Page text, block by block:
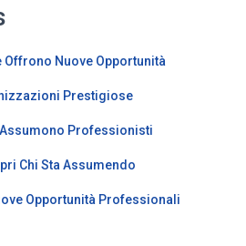
Offrono Nuove Opportunità
Prestigiose
Professionisti
Chi Sta Assumendo
Opportunità Professionali